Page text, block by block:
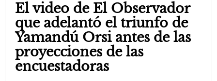
El video de El Observador
que adelantó el triunfo de
Yamandú Orsi antes de las
proyecciones de las
encuestadoras